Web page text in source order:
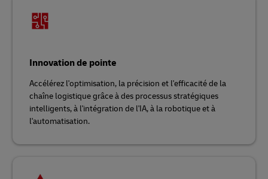
Innovation de pointe
Accélérez l'optimisation, la précision et l'efficacité de la
chaîne logistique grâce à des processus stratégiques
intelligents, à l'intégration de l'IA, à la robotique et à
l'automatisation.